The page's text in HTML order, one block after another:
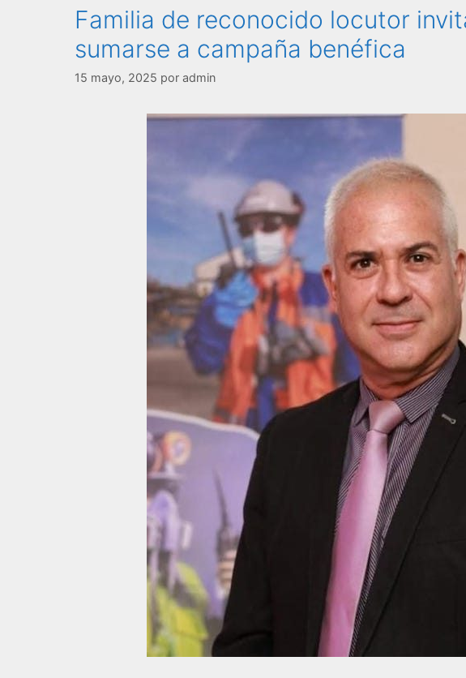
Familia de reconocido locutor
sumarse a campaña benéfica
15 mayo, 2025 por admin